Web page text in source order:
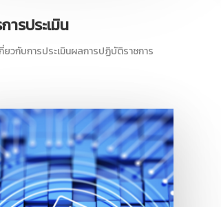
ารประเมิน
ยวกับการประเมินผลการปฏิบัติราชการ